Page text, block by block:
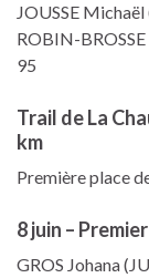
JOUSSE
ROBIN-
95
Trail de La
km
Première place
8 juin –
GROS Johana